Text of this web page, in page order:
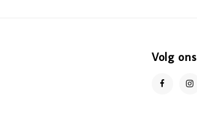
Volg ons